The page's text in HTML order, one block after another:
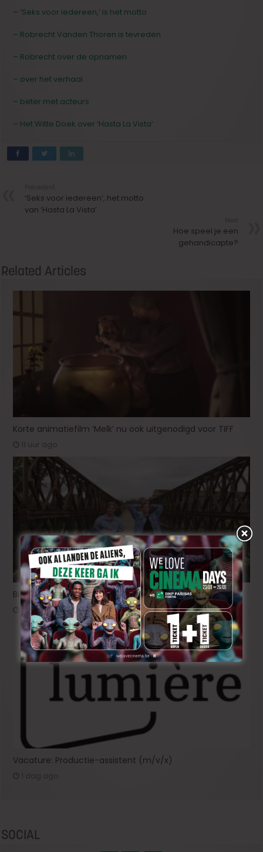
– ‘Seks voor iedereen,’ is het motto
– Robrecht Vanden Thoren is tevreden
– Robrecht over de opnamen
– over het verhaal
– beter met acteurs
– Het Witte Doek over ‘Hasta La Vista’
‘Seks voor iedereen’, het motto
van ‘Hasta La Vista’
Hoe speel je een
gehandicapte?
Related Articles
Korte animatiefilm ‘Melk’ nu ook uitgenodigd voor TIFF
11 uur ago
Bioscoopjournaal: ‘Frontera’
1 dag ago
Vacature: Productie-assistent (m/v/x)
SOCIAL